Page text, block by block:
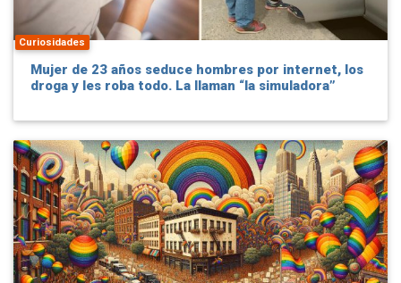
Curiosidades
Mujer de 23 años seduce hombres por internet, los
droga y les roba todo. La llaman “la simuladora”